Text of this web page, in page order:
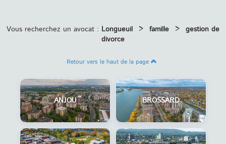
Vous recherchez un avocat : Longueuil > famille > gestion de
divorce
Retour vers le haut de la page
ANJOU BROSSARD